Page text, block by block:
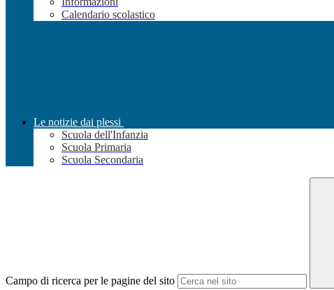
Calendario scolastico
Le notizie dai plessi
Scuola dell'Infanzia
Scuola Primaria
Scuola Secondaria
Campo di ricerca per le pagine del sito